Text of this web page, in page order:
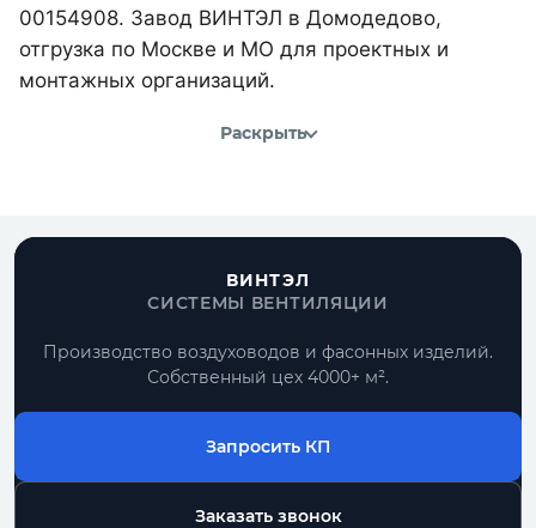
00154908. Завод ВИНТЭЛ в Домодедово,
отгрузка по Москве и МО для проектных и
монтажных организаций.
Раскрыть
ВИНТЭЛ
СИСТЕМЫ ВЕНТИЛЯЦИИ
Производство воздуховодов и фасонных изделий.
Собственный цех 4000+ м².
Запросить КП
Заказать звонок